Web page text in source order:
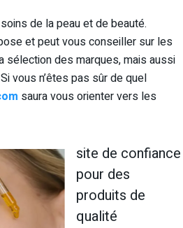
de la peau et de beauté.
et peut vous conseiller sur les
des marques, mais aussi
vous n’êtes pas sûr de quel
saura vous orienter vers les
site de confiance
pour des
produits de
qualité